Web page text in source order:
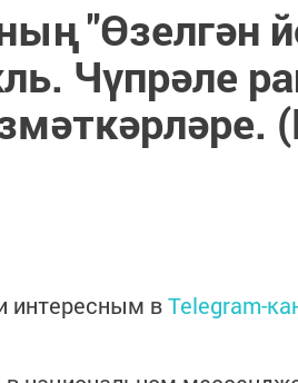
"Өзелгән
Чүпрәле
интересным вTelegram-